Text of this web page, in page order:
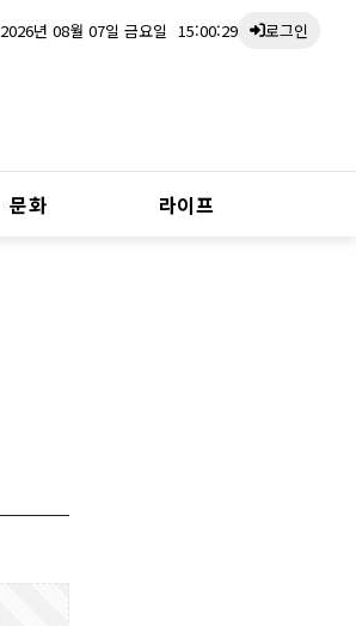
2026년 08월 07일 금요일 15:00:29 로그인
문화 라이프